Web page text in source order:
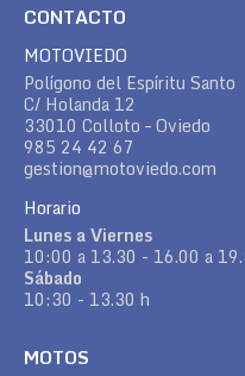
CONTACTO
MOTOVIEDO
Polígono del Espíritu Santo
C/ Holanda 12
33010 Colloto – Oviedo
985 24 42 67
gestion@motoviedo.com
Horario
Lunes a Viernes
10:00 a 13.30 - 16.00 a
Sábado
10:30 - 13.30 h
MOTOS